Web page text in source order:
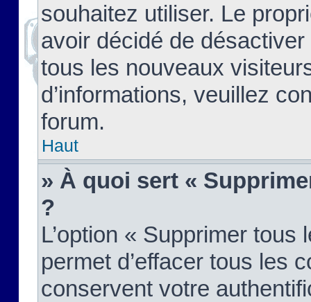
souhaitez utiliser. Le
avoir décidé de
tous les nouveaux
d’informations, veuillez
forum.
Haut
» À quoi sert «
?
L’option « Supprimer
permet d’effacer tous les
conservent votre